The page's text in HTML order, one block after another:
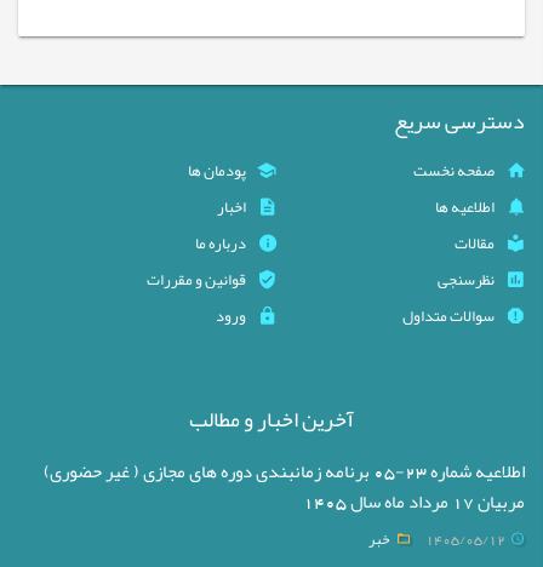
دسترسی سریع
صفحه نخست
پودمان ها
اطلاعیه ها
اخبار
مقالات
درباره ما
نظرسنجی
قوانین و مقررات
سوالات متداول
ورود
آخرین اخبار و مطالب
اطلاعیه شماره 23-05 برنامه زمانبندی دوره های مجازی ( غیر حضوری)
مربیان 17 مرداد ماه سال 1405
1405/05/12 خبر